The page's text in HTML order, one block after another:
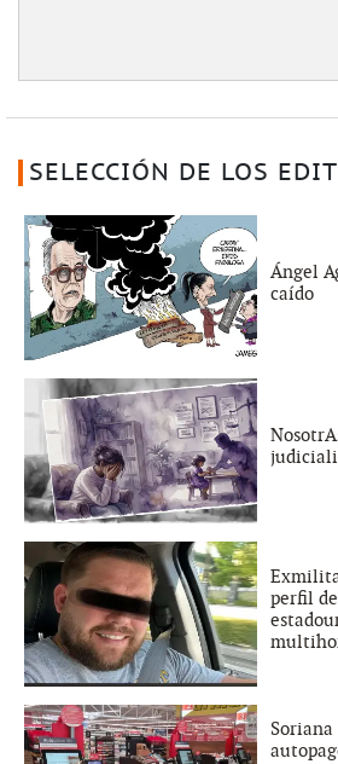
SELECCIÓN DE LOS
Ángel
caído
perfil de